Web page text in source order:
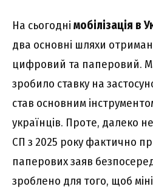
На сьогодні мобілізація в
два основні шляхи
цифровий та паперовий.
зробило ставку на
став основним
українців. Проте, далеко
СП з 2025 року фактично
паперових заяв
зроблено для того, щоб